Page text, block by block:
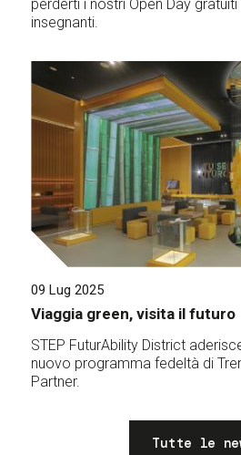
perderti i nostri Open Day
insegnanti.
09 Lug 2025
Viaggia green, visita il futuro
STEP FuturAbility District
nuovo programma fedeltà di
Partner.
Tutte le